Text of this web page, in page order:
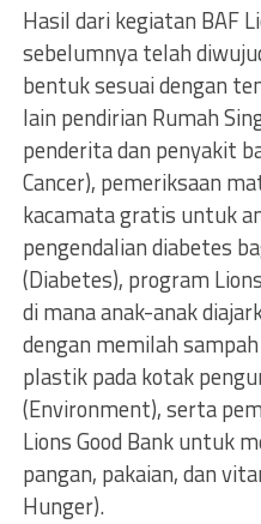
Hasil dari kegiatan BAF
sebelumnya telah
bentuk sesuai dengan
lain pendirian Rumah
penderita dan penyakit
Cancer), pemeriksaan
kacamata gratis untuk
pengendalian diabetes
(Diabetes), program
di mana anak-anak
dengan memilah
plastik pada kotak
(Environment), serta
Lions Good Bank untuk
pangan, pakaian, dan
Hunger).